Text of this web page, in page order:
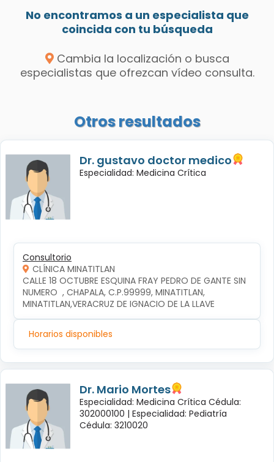
No encontramos a un especialista que
coincida con tu búsqueda
Cambia la localización o busca
especialistas que ofrezcan vídeo consulta.
Otros resultados
Dr. gustavo doctor medico
Especialidad: Medicina Crítica
Consultorio
CLÍNICA MINATITLAN
CALLE 18 OCTUBRE ESQUINA FRAY PEDRO DE GANTE SIN
NUMERO  , CHAPALA, C.P.99999, MINATITLAN,
MINATITLAN,VERACRUZ DE IGNACIO DE LA LLAVE
Horarios disponibles
Dr. Mario Mortes
Especialidad: Medicina Crítica Cédula:
302000100 | Especialidad: Pediatría
Cédula: 3210020